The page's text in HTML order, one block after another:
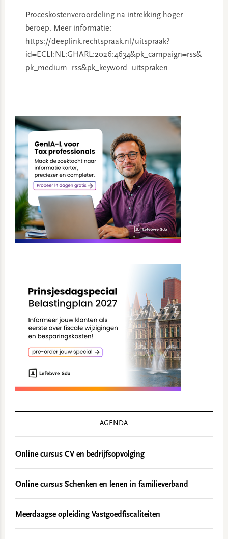
Proceskostenveroordeling na intrekking hoger
beroep. Meer informatie:
https://deeplink.rechtspraak.nl/uitspraak?
id=ECLI:NL:GHARL:2026:4634&pk_campaign=rss&
pk_medium=rss&pk_keyword=uitspraken
Sidebar
AGENDA
Online cursus CV en bedrijfsopvolging
Online cursus Schenken en lenen in familieverband
Meerdaagse opleiding Vastgoedfiscaliteiten